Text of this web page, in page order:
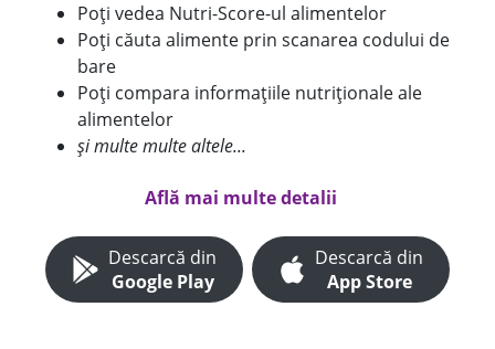
Poți vedea Nutri-Score-ul alimentelor
Poți căuta alimente prin scanarea codului de
bare
Poți compara informațiile nutriționale ale
alimentelor
și multe multe altele...
Află mai multe detalii
Descarcă din
Google Play
Descarcă din
App Store